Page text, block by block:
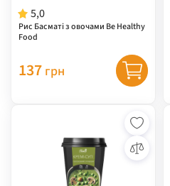
5,0
Рис Басматі з овочами Be Healthy
Food
137 грн